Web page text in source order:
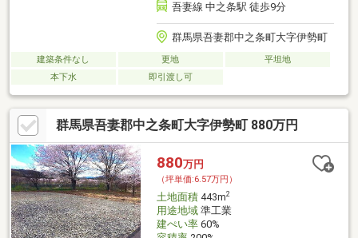
吾妻線 中之条駅 徒歩9分
群馬県吾妻郡中之条町大字伊勢町
建築条件なし 更地
平坦地
本下水
即引渡し可
群馬県吾妻郡中之条町大字伊勢町 880万円
880万円
（坪単価:6.57万円）
土地面積443m2
用途地域準工業
建ぺい率60%